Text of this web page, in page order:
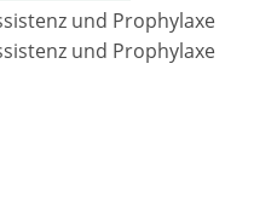
und Prophylaxe
und Prophylaxe